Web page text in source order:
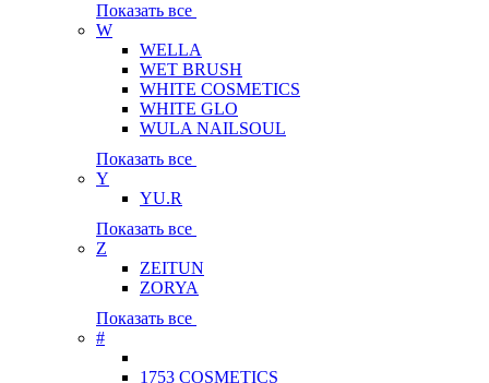
Показать все
W
WELLA
WET BRUSH
WHITE COSMETICS
WHITE GLO
WULA NAILSOUL
Показать все
Y
YU.R
Показать все
Z
ZEITUN
ZORYA
Показать все
#
1753 COSMETICS